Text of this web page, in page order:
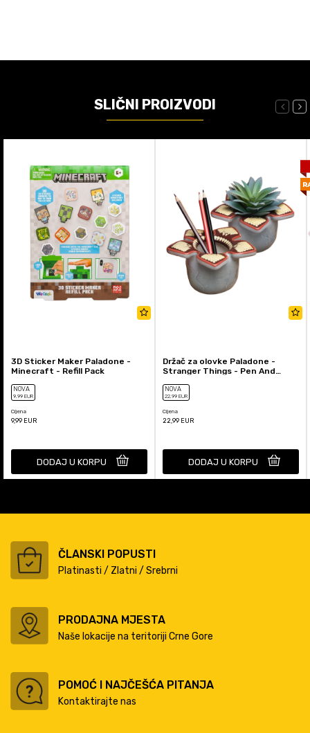
SLIČNI PROIZVODI
3D Sticker Maker Paladone -
Minecraft - Refill Pack
NOVA
9,99 EUR
Cijena
9,99 EUR
DODAJ U KORPU
Držač za olovke Paladone -
Stranger Things - Pen And
NOVA
22,99 EUR
Cijena
22,99 EUR
DODAJ U KORPU
ČLANSKI POPUSTI
Platinasti / Zlatni / Srebrni
PRODAJNA MJESTA
Naše lokacije na teritoriji Crne Gore
POMOĆ I NAJČEŠĆA PITANJA
Kontaktirajte nas